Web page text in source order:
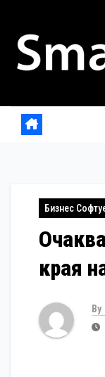
content
Бизнес
края
By